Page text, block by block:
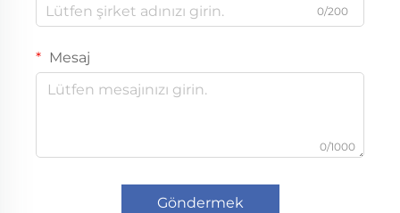
0/200
Mesaj
0/1000
Göndermek